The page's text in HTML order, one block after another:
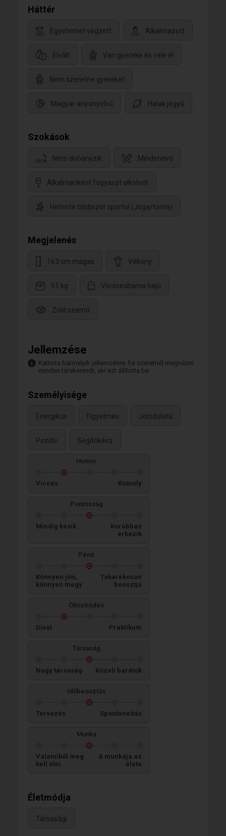
Háttér
Egyetemet végzett Alkalmazott
Elvált Van gyereke és vele él
Nem szeretne gyereket
Magyar anyanyelvű Halak jegyű
Szokások
Nem dohányzik Mindenevő
Alkalmanként fogyaszt alkoholt
Hetente többször sportol (Jóga/torna)
Megjelenés
163 cm magas Vékony
51 kg Vörösesbarna hajú
Zöld szemű
Jellemzése
Kattints bármelyik jellemzésre, ha szeretnél megnézni
minden társkeresőt, aki ezt állította be.
Személyisége
Energikus Figyelmes Jóindulatú
Pozitív Segítőkész
Humor
Vicces Komoly
Pontosság
Mindig késik
Korábban
érkezik
Pénz
Könnyen jön,
könnyen megy
Takarékosan
beosztja
Öltözködés
Divat Praktikum
Társaság
Nagy társaság Közeli barátok
Időbeosztás
Tervezés Spontaneitás
Munka
Valamiből meg
kell élni
A munkája az
élete
Életmódja
Társasági